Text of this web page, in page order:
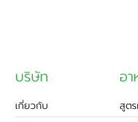
บริษัท
เกี่ยวกับ
อา
สูต